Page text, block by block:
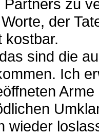
zu
der
kostbar.
sind die
Ich
Arme
wieder